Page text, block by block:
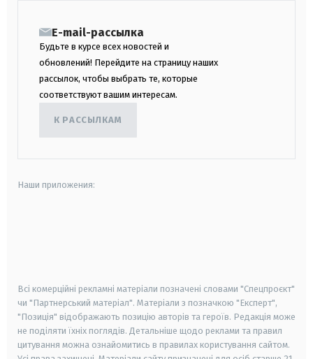
E-mail-рассылка
Будьте в курсе всех новостей и
обновлений! Перейдите на страницу наших
рассылок, чтобы выбрать те, которые
соответствуют вашим интересам.
К РАССЫЛКАМ
Наши приложения:
Всі комерційні рекламні матеріали позначені словами "Спецпроєкт"
чи "Партнерський матеріал". Матеріали з позначкою "Експерт",
"Позиція" відображають позицію авторів та героїв. Редакція може
не поділяти їхніх поглядів. Детальніше щодо реклами та правил
цитування можна ознайомитись в правилах користування сайтом.